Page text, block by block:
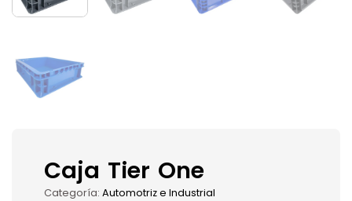
Caja Tier One
Categoría: Automotriz e Industrial